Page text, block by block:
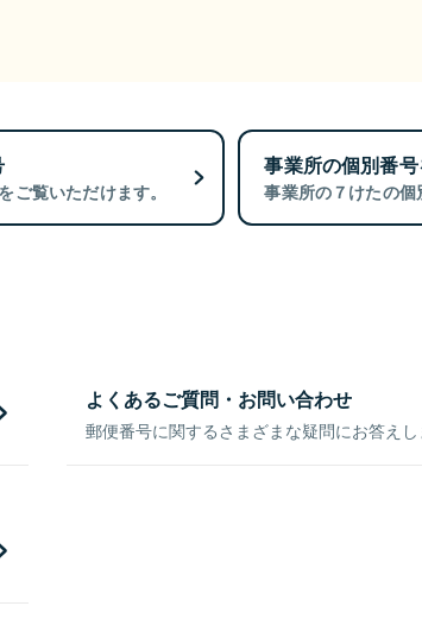
ご覧いただけます。
事業所の個別番
事業所の７けたの個
よくあるご質問・お問い合わせ
郵便番号に関するさまざまな疑問にお答えし